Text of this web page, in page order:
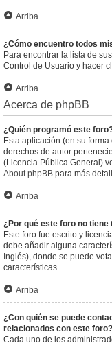
Arriba
¿Cómo encuentro todos
Para encontrar la lista de
Control de Usuario y hacer
Arriba
Acerca de phpBB
¿Quién programó este
Esta aplicación (en su
derechos de autor
(Licencia Pública General)
About phpBB para más
Arriba
¿Por qué este foro no tiene
Este foro fue escrito y
debe añadir alguna
Inglés), donde se puede
características.
Arriba
¿Con quién se puede
relacionados con este foro?
Cada uno de los